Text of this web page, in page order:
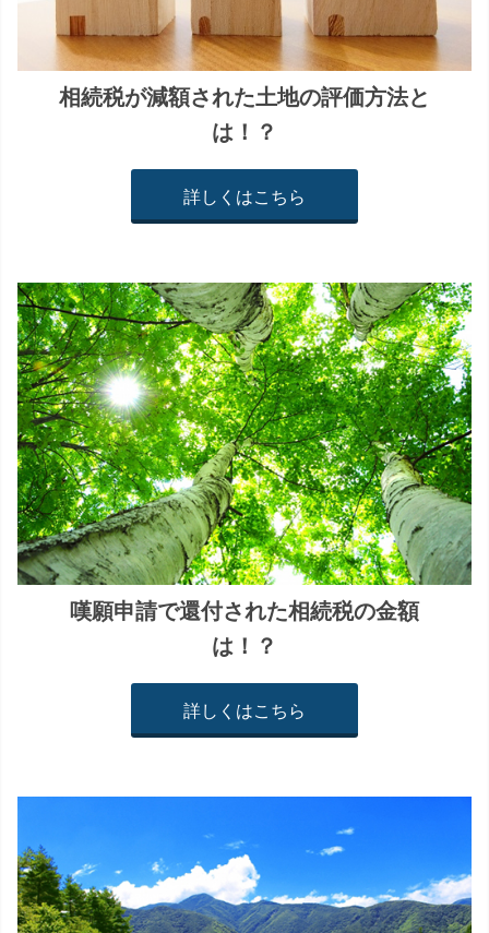
相続税が減額された土地の評価方法と
は！？
詳しくはこちら
嘆願申請で還付された相続税の金額
は！？
詳しくはこちら